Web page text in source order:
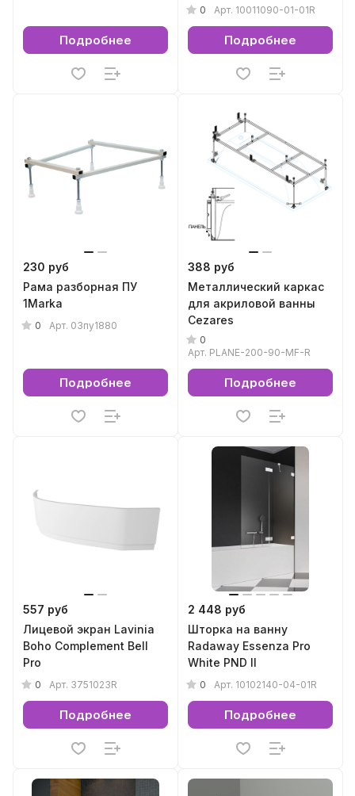
Подробнее
0 Арт. 10011090-01-01R
Подробнее
230 руб
Рама разборная ПУ
1Marka
0 Арт. 03пу1880
Подробнее
388 руб
Металлический каркас
для акриловой ванны
Cezares
0
Арт. PLANE-200-90-MF-R
Подробнее
557 руб
Лицевой экран Lavinia
Boho Complement Bell
Pro
0 Арт. 3751023R
Подробнее
2 448 руб
Шторка на ванну
Radaway Essenza Pro
White PND II
0 Арт. 10102140-04-01R
Подробнее